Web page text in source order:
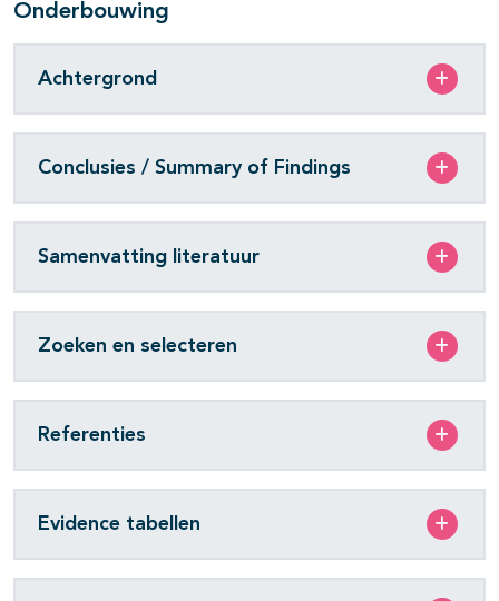
Onderbouwing
Achtergrond
Conclusies / Summary of Findings
Samenvatting literatuur
Zoeken en selecteren
Referenties
Evidence tabellen